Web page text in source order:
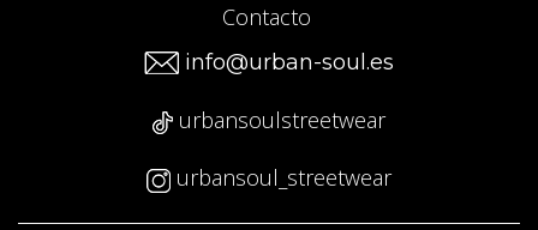
Contacto
info@urban-soul.es
urbansoulstreetwear
urbansoul_streetwear